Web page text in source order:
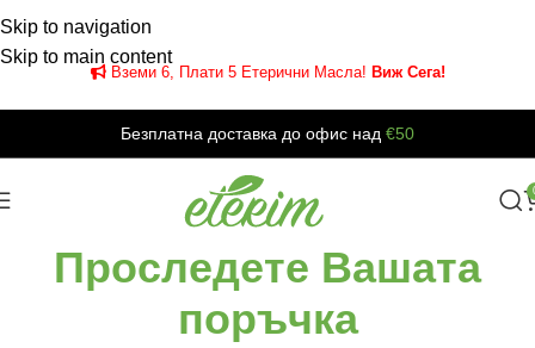
Skip to navigation
Skip to main content
Вземи 6, Плати 5 Етерични Масла! Виж Сега!
Безплатна доставка до офис над €50
Проследете Вашата
поръчка